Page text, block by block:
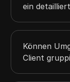
ein
Können
Client